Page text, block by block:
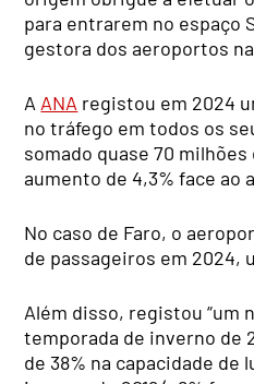
para entrarem no espaço
gestora dos aeroportos
A ANA registou em 2024
no tráfego em todos os
somado quase 70
aumento de 4,3% face ao
No caso de Faro, o
de passageiros em 2024,
Além disso, registou “um
temporada de inverno de
de 38% na capacidade de